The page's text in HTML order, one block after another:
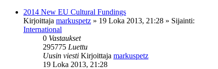
2014 New EU Cultural Fundings
Kirjoittaja markuspetz » 19 Loka 2013, 21:28 » Sijainti:
International
0 Vastaukset
295775 Luettu
Uusin viesti Kirjoittaja markuspetz
19 Loka 2013, 21:28